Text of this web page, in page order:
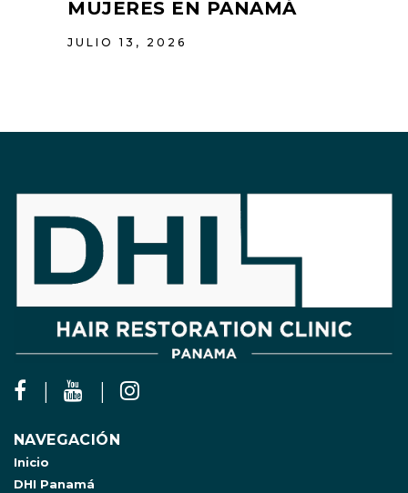
MUJERES EN PANAMÁ
JULIO 13, 2026
NAVEGACIÓN
Inicio
DHI Panamá